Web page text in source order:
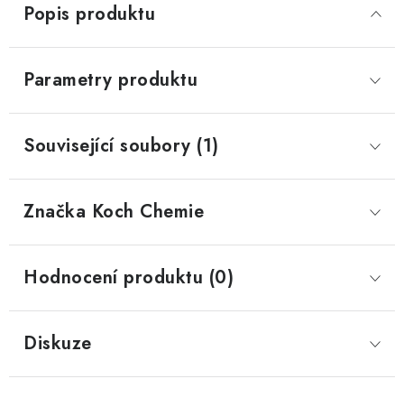
Popis produktu
Parametry produktu
Související soubory (1)
Značka Koch Chemie
Hodnocení produktu (0)
Diskuze